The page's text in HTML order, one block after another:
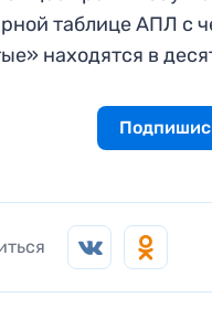
таблице АПЛ с
находятся в